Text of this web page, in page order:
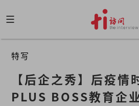
to
content
特写
【后企之秀】后疫情
PLUS BOSS教育企